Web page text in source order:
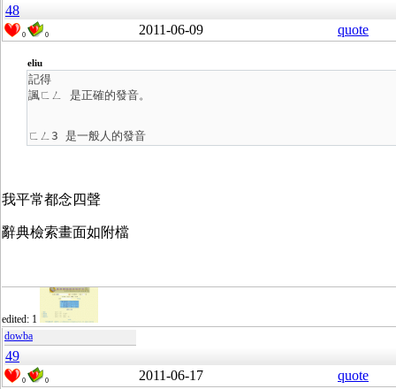
48
0 0 2011-06-09 quote
eliu
記得
諷ㄈㄥ 是正確的發音。
ㄈㄥ3 是一般人的發音
我平常都念四聲
辭典檢索畫面如附檔
edited: 1
dowba
49
0 0 2011-06-17 quote